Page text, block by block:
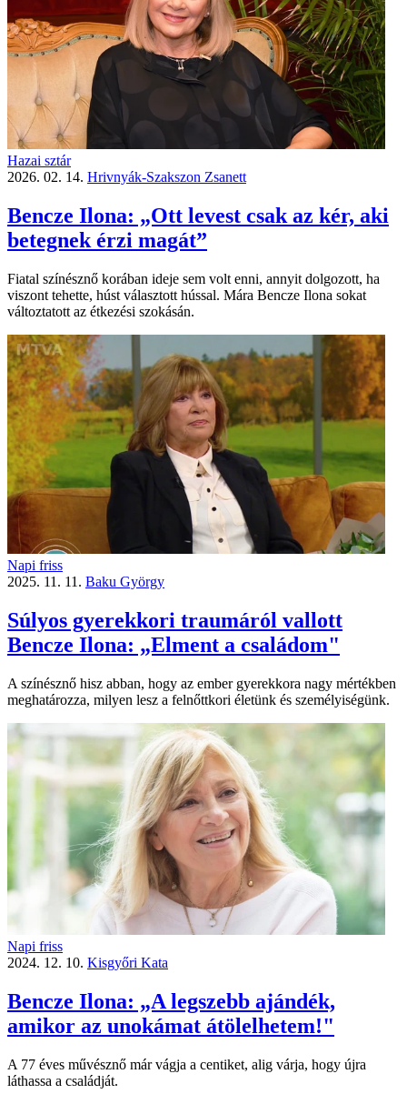
Hazai sztár
2026. 02. 14. Hrivnyák-Szakszon Zsanett
Bencze Ilona: „Ott levest csak az kér, aki
betegnek érzi magát”
Fiatal színésznő korában ideje sem volt enni, annyit dolgozott, ha
viszont tehette, húst választott hússal. Mára Bencze Ilona sokat
változtatott az étkezési szokásán.
Napi friss
2025. 11. 11. Baku György
Súlyos gyerekkori traumáról vallott
Bencze Ilona: „Elment a családom"
A színésznő hisz abban, hogy az ember gyerekkora nagy mértékben
meghatározza, milyen lesz a felnőttkori életünk és személyiségünk.
Napi friss
2024. 12. 10. Kisgyőri Kata
Bencze Ilona: „A legszebb ajándék,
amikor az unokámat átölelhetem!"
A 77 éves művésznő már vágja a centiket, alig várja, hogy újra
láthassa a családját.